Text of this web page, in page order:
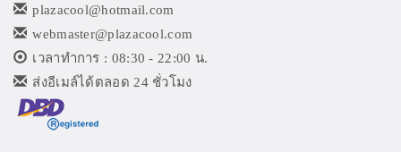
plazacool@hotmail.com
webmaster@plazacool.com
เวลาทำการ : 08:30 - 22:00 น.
ส่งอีเมล์ได้ตลอด 24 ชั่วโมง